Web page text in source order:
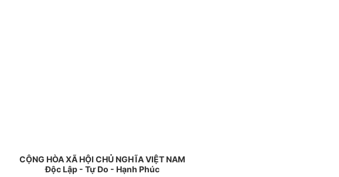
CỘNG HÒA XÃ HỘI CHỦ NGHĨA VIỆT NAM
Độc Lập - Tự Do - Hạnh Phúc